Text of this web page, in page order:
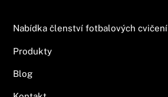
Nabídka členství fotbalových cvičení
Produkty
Blog